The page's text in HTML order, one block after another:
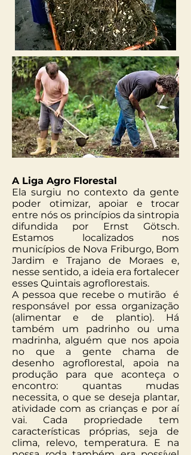
A Liga Agro Florestal
Ela surgiu no contexto da gente
poder otimizar, apoiar e trocar
entre nós os princípios da sintropia
difundida por Ernst Götsch.
Estamos localizados nos
municípios de Nova Friburgo, Bom
Jardim e Trajano de Moraes e,
nesse sentido, a ideia era fortalecer
esses Quintais agroflorestais.
A pessoa que recebe o mutirão é
responsável por essa organização
(alimentar e de plantio). Há
também um padrinho ou uma
madrinha, alguém que nos apoia
no que a gente chama de
desenho agroflorestal, apoia na
produção para que aconteça o
encontro: quantas mudas
necessita, o que se deseja plantar,
atividade com as crianças e por aí
vai. Cada propriedade tem
características próprias, seja de
clima, relevo, temperatura. E na